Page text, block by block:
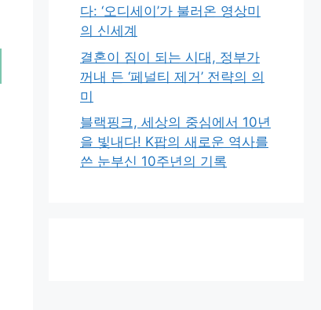
다: ‘오디세이’가 불러온 영상미
의 신세계
결혼이 짐이 되는 시대, 정부가
꺼내 든 ‘페널티 제거’ 전략의 의
미
블랙핑크, 세상의 중심에서 10년
을 빛내다! K팝의 새로운 역사를
쓴 눈부신 10주년의 기록